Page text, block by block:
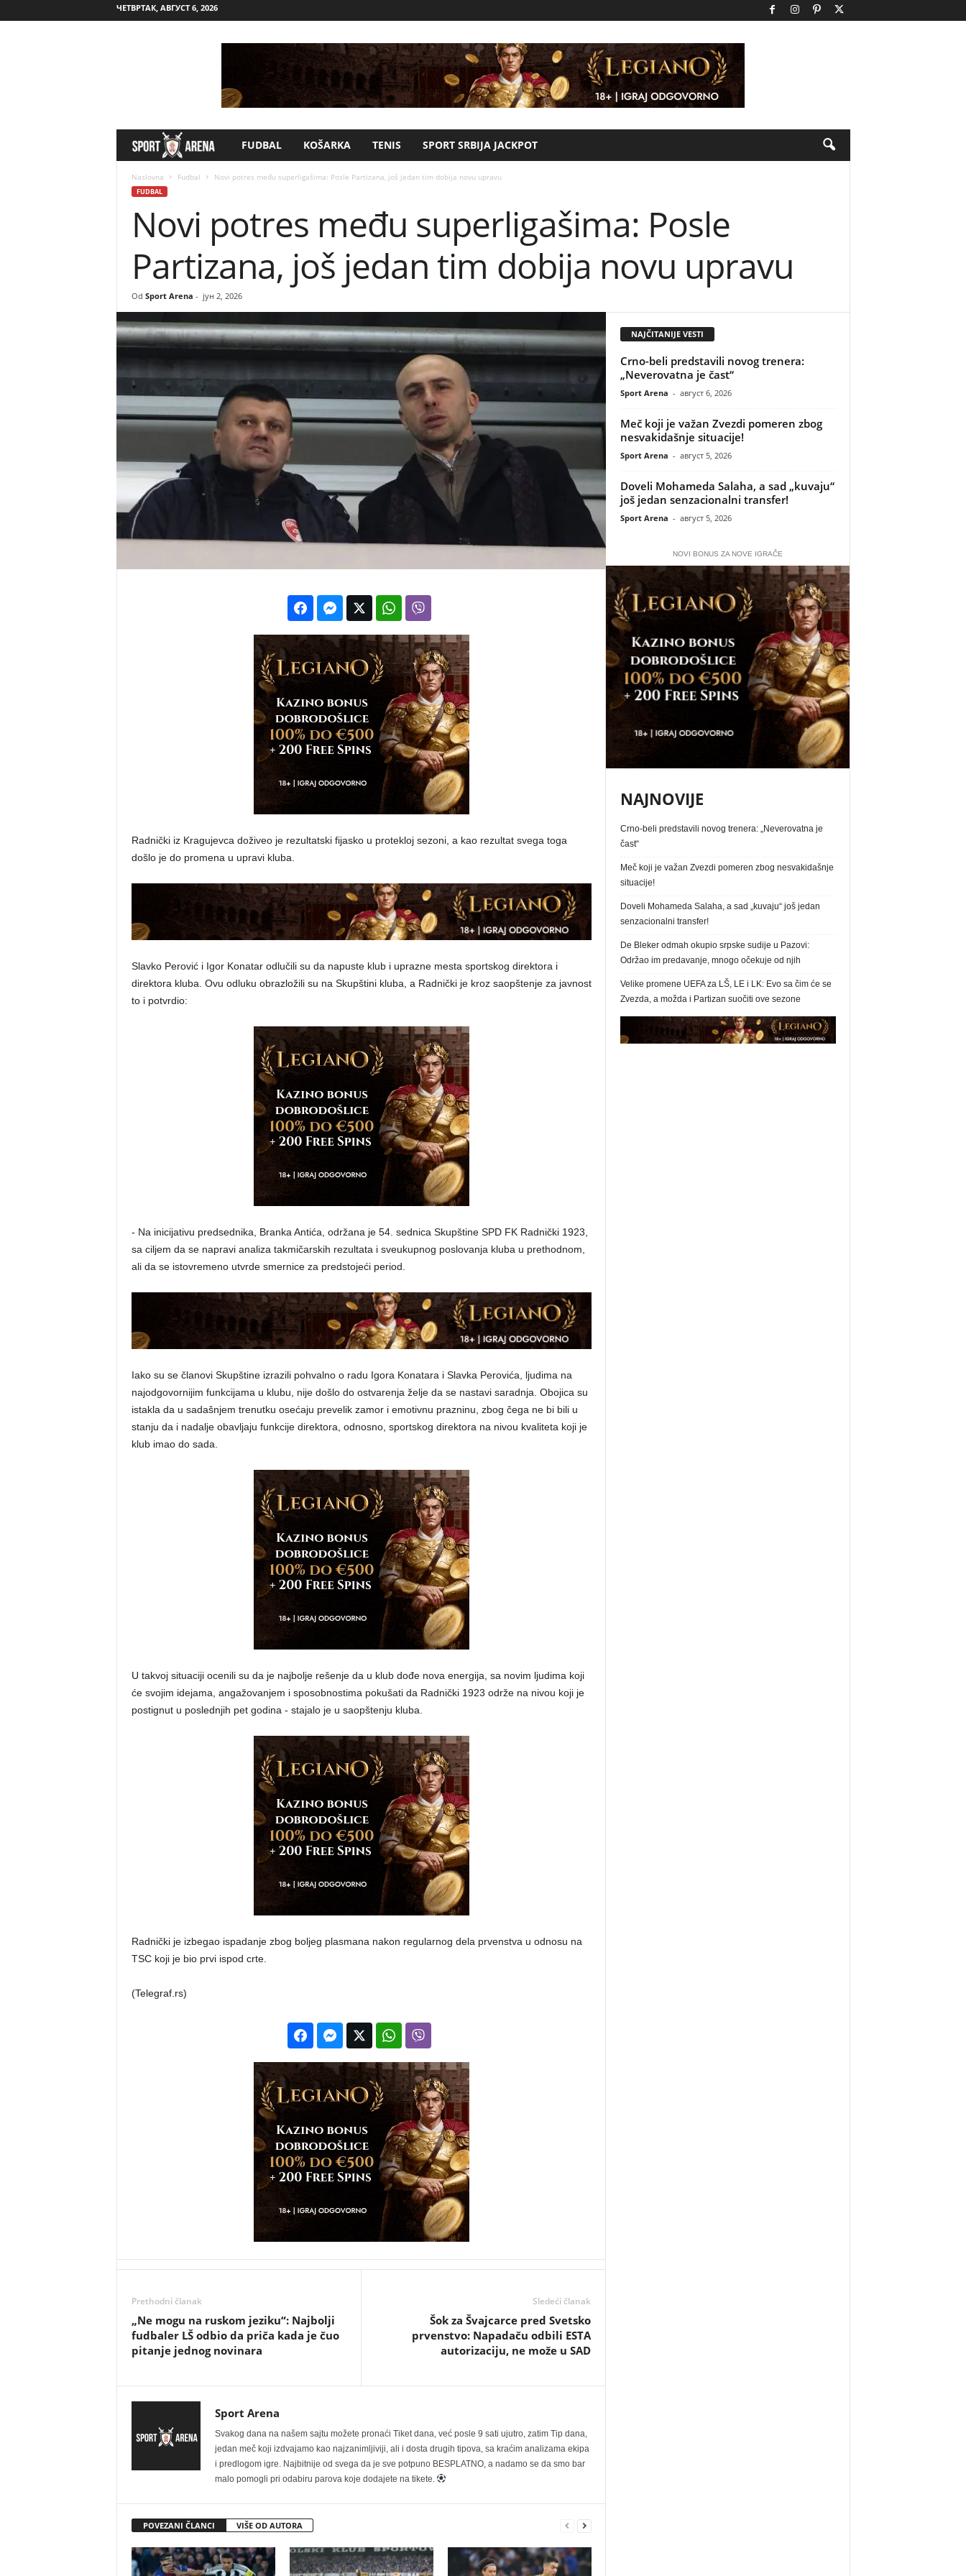
ЧЕТВРТАК, АВГУСТ 6, 2026
p
t
A
r
n
a
FUDBAL KOŠARKA TENIS SPORT SRBIJA JACKPOT
Naslovna Fudbal Novi potres među superligašima: Posle Partizana, još jedan tim dobija novu upravu
FUDBAL
Novi potres među superligašima: Posle
Partizana, još jedan tim dobija novu upravu
Od Sport Arena - јун 2, 2026
Radnički iz Kragujevca doživeo je rezultatski fijasko u protekloj sezoni, a kao rezultat svega toga
došlo je do promena u upravi kluba.
Slavko Perović i Igor Konatar odlučili su da napuste klub i uprazne mesta sportskog direktora i
direktora kluba. Ovu odluku obrazložili su na Skupštini kluba, a Radnički je kroz saopštenje za javnost
to i potvrdio:
- Na inicijativu predsednika, Branka Antića, održana je 54. sednica Skupštine SPD FK Radnički 1923,
sa ciljem da se napravi analiza takmičarskih rezultata i sveukupnog poslovanja kluba u prethodnom,
ali da se istovremeno utvrde smernice za predstojeći period.
Iako su se članovi Skupštine izrazili pohvalno o radu Igora Konatara i Slavka Perovića, ljudima na
najodgovornijim funkcijama u klubu, nije došlo do ostvarenja želje da se nastavi saradnja. Obojica su
istakla da u sadašnjem trenutku osećaju prevelik zamor i emotivnu prazninu, zbog čega ne bi bili u
stanju da i nadalje obavljaju funkcije direktora, odnosno, sportskog direktora na nivou kvaliteta koji je
klub imao do sada.
U takvoj situaciji ocenili su da je najbolje rešenje da u klub dođe nova energija, sa novim ljudima koji
će svojim idejama, angažovanjem i sposobnostima pokušati da Radnički 1923 održe na nivou koji je
postignut u poslednjih pet godina - stajalo je u saopštenju kluba.
Radnički je izbegao ispadanje zbog boljeg plasmana nakon regularnog dela prvenstva u odnosu na
TSC koji je bio prvi ispod crte.
(Telegraf.rs)
Prethodni članak
„Ne mogu na ruskom jeziku“: Najbolji
fudbaler LŠ odbio da priča kada je čuo
pitanje jednog novinara
Sledeći članak
Šok za Švajcarce pred Svetsko
prvenstvo: Napadaču odbili ESTA
autorizaciju, ne može u SAD
Sport Arena
Svakog dana na našem sajtu možete pronaći Tiket dana, već posle 9 sati ujutro, zatim Tip dana,
jedan meč koji izdvajamo kao najzanimljiviji, ali i dosta drugih tipova, sa kraćim analizama ekipa
i predlogom igre. Najbitnije od svega da je sve potpuno BESPLATNO, a nadamo se da smo bar
malo pomogli pri odabiru parova koje dodajete na tikete.
POVEZANI ČLANCI VIŠE OD AUTORA
NAJČITANIJE VESTI
Crno-beli predstavili novog trenera:
„Neverovatna je čast“
Sport Arena - август 6, 2026
Meč koji je važan Zvezdi pomeren zbog
nesvakidašnje situacije!
Sport Arena - август 5, 2026
Doveli Mohameda Salaha, a sad „kuvaju“
još jedan senzacionalni transfer!
Sport Arena - август 5, 2026
NOVI BONUS ZA NOVE IGRAČE
NAJNOVIJE
Crno-beli predstavili novog trenera: „Neverovatna je
čast“
Meč koji je važan Zvezdi pomeren zbog nesvakidašnje
situacije!
Doveli Mohameda Salaha, a sad „kuvaju“ još jedan
senzacionalni transfer!
De Bleker odmah okupio srpske sudije u Pazovi:
Održao im predavanje, mnogo očekuje od njih
Velike promene UEFA za LŠ, LE i LK: Evo sa čim će se
Zvezda, a možda i Partizan suočiti ove sezone